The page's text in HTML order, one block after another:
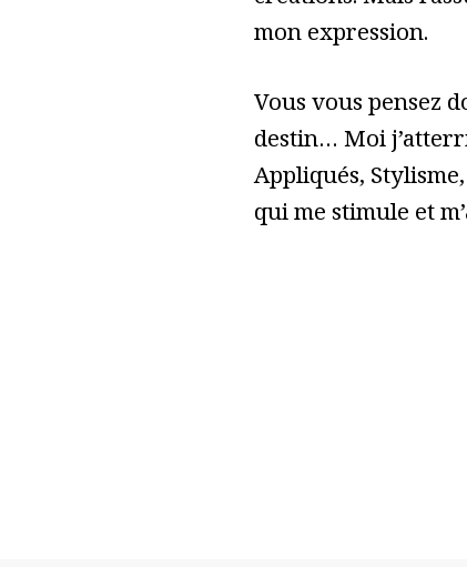
mon expression.
Vous vous pensez
destin… Moi
Appliqués,
qui me stimule et